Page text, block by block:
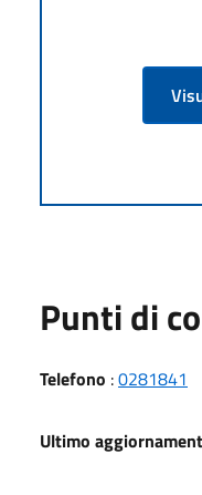
Punti di
Telefono :0281841
Ultimo